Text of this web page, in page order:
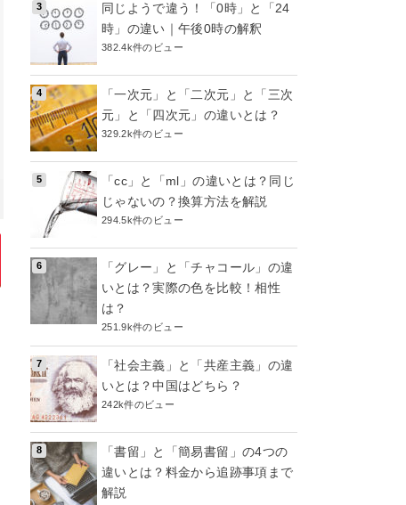
同じようで違う！「0時」と「24
時」の違い｜午後0時の解釈
382.4k件のビュー
「一次元」と「二次元」と「三次
元」と「四次元」の違いとは？
329.2k件のビュー
「cc」と「ml」の違いとは？同じ
じゃないの？換算方法を解説
294.5k件のビュー
「グレー」と「チャコール」の違
いとは？実際の色を比較！相性
は？
251.9k件のビュー
「社会主義」と「共産主義」の違
いとは？中国はどちら？
242k件のビュー
「書留」と「簡易書留」の4つの
違いとは？料金から追跡事項まで
解説